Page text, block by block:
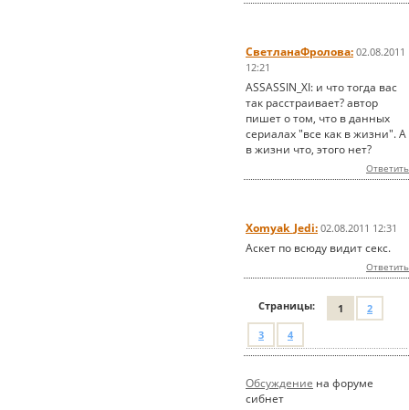
СветланаФролова: 02.08.2011
12:21
ASSASSIN_XI: и что тогда вас
так расстраивает? автор
пишет о том, что в данных
сериалах "все как в жизни". А
в жизни что, этого нет?
Ответить
Xomyak_Jedi: 02.08.2011 12:31
Аскет по всюду видит секс.
Ответить
Страницы: 1
2
3
4
Обсуждение на форуме
сибнет